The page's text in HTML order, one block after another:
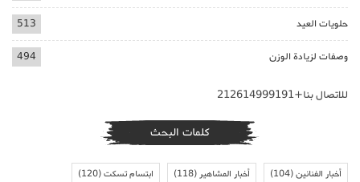
حلويات العيد 513
وصفات لزيادة الوزن 494
للاتصال بنا+212614999191
كلمات البحث
أخبار الفنانين(104) أخبار المشاهير(118) ابتسام تسكت(120)